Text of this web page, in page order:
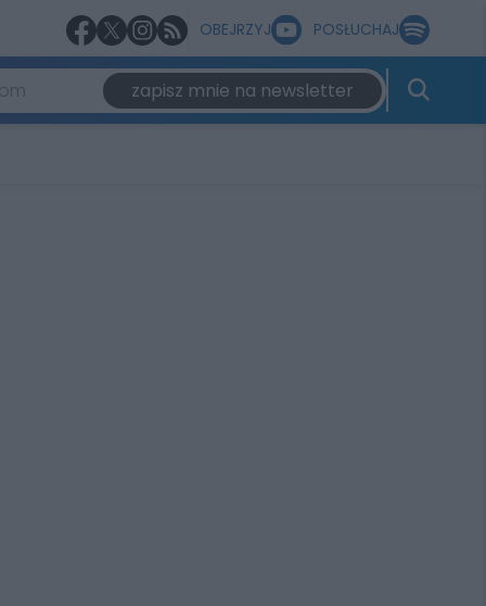
OBEJRZYJ POSŁUCHAJ
zapisz mnie na newsletter